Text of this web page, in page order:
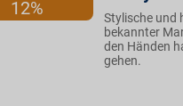
12%
Stylische und
bekannter
den Händen
gehen.